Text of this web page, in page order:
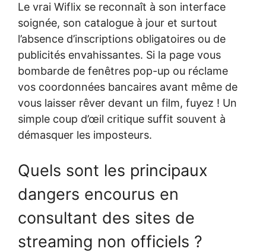
Le vrai Wiflix se reconnaît à son interface
soignée, son catalogue à jour et surtout
l’absence d’inscriptions obligatoires ou de
publicités envahissantes. Si la page vous
bombarde de fenêtres pop-up ou réclame
vos coordonnées bancaires avant même de
vous laisser rêver devant un film, fuyez ! Un
simple coup d’œil critique suffit souvent à
démasquer les imposteurs.
Quels sont les principaux
dangers encourus en
consultant des sites de
streaming non officiels ?